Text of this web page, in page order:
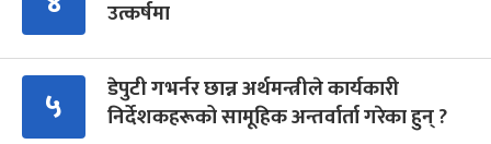
उत्कर्षमा
५
डेपुटी गभर्नर छान्न अर्थमन्त्रीले कार्यकारी
निर्देशकहरूको सामूहिक अन्तर्वार्ता गरेका हुन् ?